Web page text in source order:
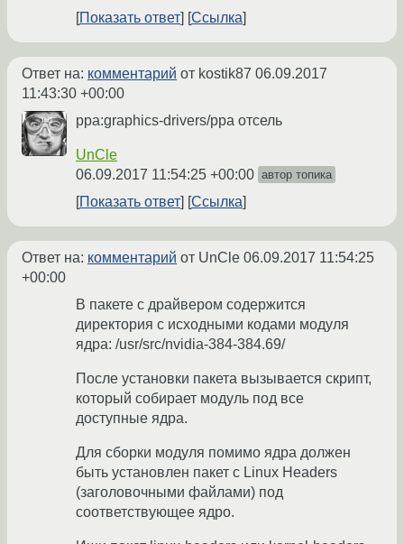
Показать ответ
Ссылка
Ответ на: комментарий от kostik87 06.09.2017
11:43:30 +00:00
ppa:graphics-drivers/ppa отсель
UnCle
06.09.2017 11:54:25 +00:00 автор топика
Показать ответ Ссылка
Ответ на: комментарий от UnCle 06.09.2017 11:54:25
+00:00
В пакете с драйвером содержится
директория с исходными кодами модуля
ядра: /usr/src/nvidia-384-384.69/
После установки пакета вызывается скрипт,
который собирает модуль под все
доступные ядра.
Для сборки модуля помимо ядра должен
быть установлен пакет с Linux Headers
(заголовочными файлами) под
соответствующее ядро.